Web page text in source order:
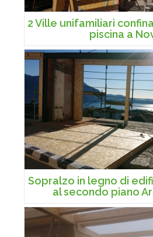
2 Ville unifamiliari
piscina a
Sopralzo in legno di
al secondo piano